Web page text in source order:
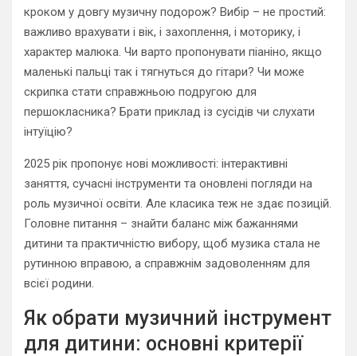
кроком у довгу музичну подорож? Вибір – не простий:
важливо врахувати і вік, і захоплення, і моторику, і
характер малюка. Чи варто пропонувати піаніно, якщо
маленькі пальці так і тягнуться до гітари? Чи може
скрипка стати справжньою подругою для
першокласника? Брати приклад із сусідів чи слухати
інтуїцію?
2025 рік пропонує нові можливості: інтерактивні
заняття, сучасні інструменти та оновлені погляди на
роль музичної освіти. Але класика теж не здає позицій.
Головне питання – знайти баланс між бажаннями
дитини та практичністю вибору, щоб музика стала не
рутинною вправою, а справжнім задоволенням для
всієї родини.
Як обрати музичний інструмент
для дитини: основні критерії